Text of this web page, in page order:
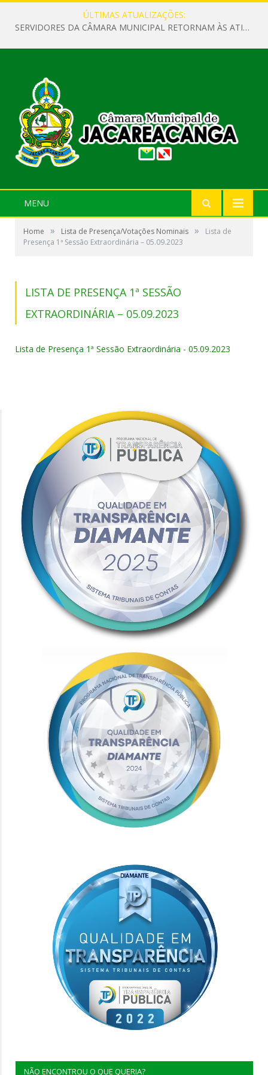
ÚLTIMAS ATUALIZAÇÕES:
SERVIDORES DA CÂMARA MUNICIPAL RETORNAM ÀS ATIVIDADES APÓS O RECESSO PARLAMENTAR
MENU
Home » Lista de Presença/Votações Nominais »
Lista de
Presença 1ª Sessão Extraordinária – 05.09.2023
LISTA DE PRESENÇA 1ª SESSÃO
EXTRAORDINÁRIA – 05.09.2023
Lista de Presença 1ª Sessão Extraordinária - 05.09.2023
NÃO ENCONTROU O QUE QUERIA?